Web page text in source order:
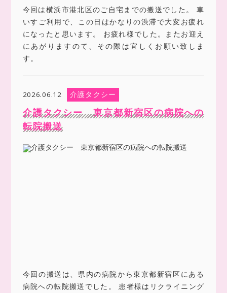
今回は横浜市港北区のご自宅までの搬送でした。 車
いすご利用で、この日はかなりの渋滞で大変お疲れ
になったと思います。 お疲れ様でした。またお迎え
にあがりますのて、その際は宜しくお願い致しま
す。
2026.06.12 介護タクシー
介護タクシー 東京都新宿区の病院への
転院搬送
今回の搬送は、県内の病院から東京都新宿区にある
病院への転院搬送でした。 患者様はリクライニング